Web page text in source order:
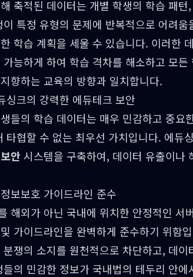
축적된 데이터는 개별 학생의 학습 패
특정 유형의 문제에 반복적으로 어려
학습 계획을 세울 수 있습니다. 이러한
능하게 하여 학습 격차를 해소하고 모
향하는 교육의 방향과 일치합니다.
싱크의 강력한 에듀테크 보안
들의 학습 데이터는 매우 민감하고 중요
타협할 수 없는 최우선 가치입니다. 에듀
안 시스템을 구축하여, 데이터 유출이나
보보호 가이드라인 준수
해외가 아닌 국내에 위치한 안정적인 서
가이드라인을 완벽하게 준수하기 위함
쟁의 소지를 원천적으로 차단하고, 데
의 민감한 정보가 국내법의 테두리 안